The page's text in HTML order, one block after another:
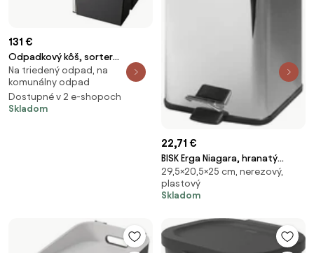
131 €
Odpadkový kôš, sorter
zabudovateľný Blanco 521470
Na triedený odpad, na
komunálny odpad
Dostupné v 2 e-shopoch
Skladom
22,71 €
BISK Erga Niagara, hranatý
odpadkový kôš 6l s pedálom,
chrómová, ERG-00122
29,5×20,5×25 cm, nerezový,
plastový
Skladom